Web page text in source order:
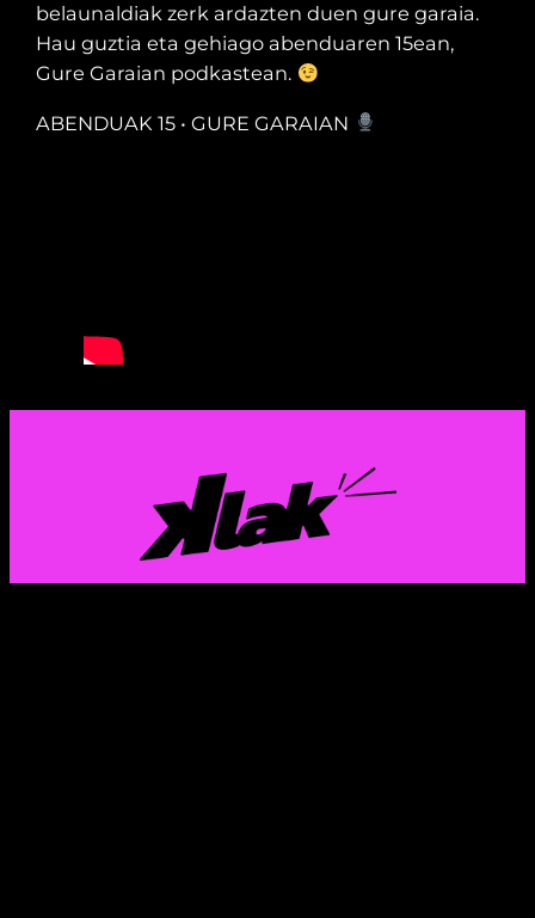
belaunaldiak zerk ardazten duen gure garaia.
Hau guztia eta gehiago abenduaren 15ean,
Gure Garaian podkastean.
ABENDUAK 15 • GURE GARAIAN